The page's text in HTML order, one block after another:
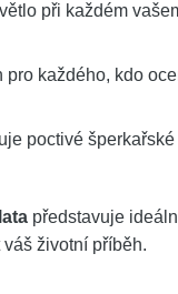
při každém
pro každého, kdo
poctivé
představuje
životní příběh.